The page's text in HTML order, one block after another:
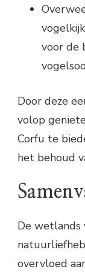
voor de
Door deze
volop
Corfu te
het behoud
De wetlands
overvloed